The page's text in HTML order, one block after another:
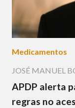
Medicamentos
JOSÉ MANUEL
APDP alerta
regras no